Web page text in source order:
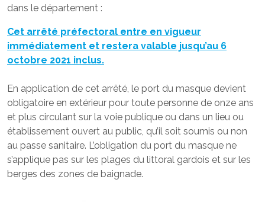
dans le département :
Cet arrêté préfectoral entre en vigueur
immédiatement et restera valable jusqu’au 6
octobre 2021 inclus.
En application de cet arrêté, le port du masque devient
obligatoire en extérieur pour toute personne de onze ans
et plus circulant sur la voie publique ou dans un lieu ou
établissement ouvert au public, qu’il soit soumis ou non
au passe sanitaire. L’obligation du port du masque ne
s’applique pas sur les plages du littoral gardois et sur les
berges des zones de baignade.